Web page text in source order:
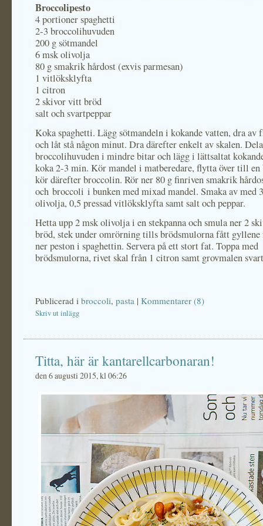
Broccolipesto
4 portioner spaghetti
2-3 broccolihuvuden
200 g sötmandel
6 msk olivolja
80 g smakrik hårdost (exvis parmesan)
1 vitlöksklyfta
1 citron
2 skivor vitt bröd
salt och svartpeppar
Koka spaghetti. Lägg sötmandeln i kokande vatten, dra av
och låt stå någon minut. Dra därefter enkelt av skalen. Dela
broccolihuvuden i mindre bitar och lägg i lättsaltat
koka 2-3 min. Kör mandel i matberedare, flytta över till en
kör därefter broccolin. Rör ner 80 g finriven smakrik
och broccoli i bunken med mixad mandel. Smaka av med
olivolja, 0,5 pressad vitlöksklyfta samt salt och peppar.
Hetta upp 2 msk olivolja i en stekpanna och smula ner 2
bröd, stek under omrörning tills brödsmulorna fått gyllene
ner peston i spaghettin. Servera på ett stort fat. Toppa med
brödsmulorna, rivet skal från 1 citron samt grovmalen
Publicerad i broccoli, pasta | Kommentarer (8)
Skriv ut inlägg
Titta, här är kantarellcarbonaran!
den 6 augusti 2015, kl 06:26